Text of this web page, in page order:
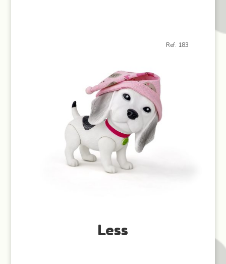
Ref. 183
Less